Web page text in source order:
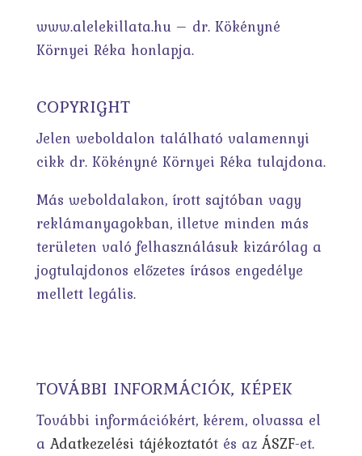
www.alelekillata.hu – dr. Kökényné
Környei Réka honlapja.
COPYRIGHT
Jelen weboldalon található valamennyi
cikk dr. Kökényné Környei Réka tulajdona.
Más weboldalakon, írott sajtóban vagy
reklámanyagokban, illetve minden más
területen való felhasználásuk kizárólag a
jogtulajdonos előzetes írásos engedélye
mellett legális.
TOVÁBBI INFORMÁCIÓK, KÉPEK
További információkért, kérem, olvassa el
a Adatkezelési tájékoztatót és az ÁSZF-et.